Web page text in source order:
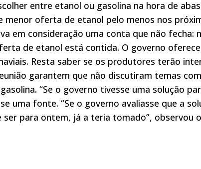
entre etanol ou gasolina na hora de
menor oferta de etanol pelo menos nos
em consideração uma conta que não fecha:
de etanol está contida. O governo
Resta saber se os produtores terão
garantem que não discutiram temas
“Se o governo tivesse uma solução
uma fonte. “Se o governo avaliasse que a
ser para ontem, já a teria tomado”, observou